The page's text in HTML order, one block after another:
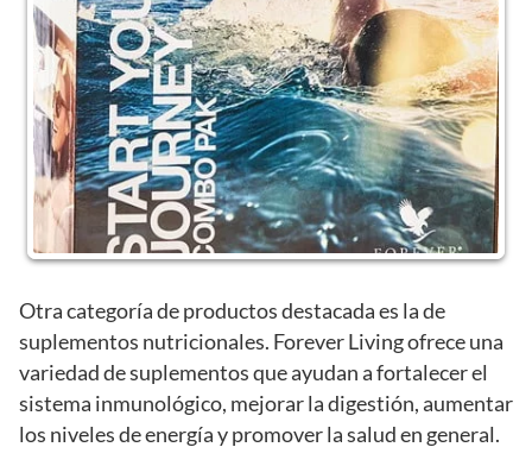
Otra categoría de productos destacada es la de
suplementos nutricionales. Forever Living ofrece una
variedad de suplementos que ayudan a fortalecer el
sistema inmunológico, mejorar la digestión, aumentar
los niveles de energía y promover la salud en general.